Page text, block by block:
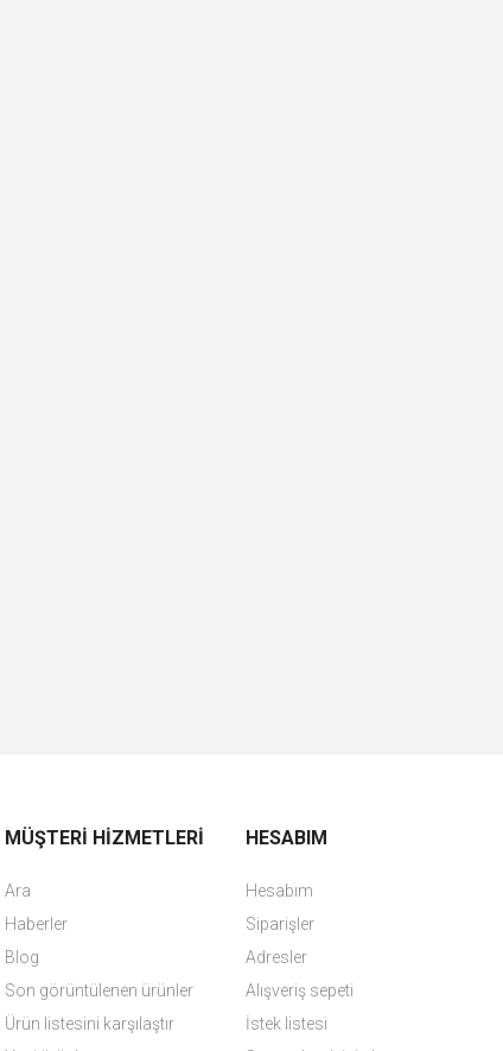
MÜŞTERI HIZMETLERI
Ara
Haberler
Blog
Son görüntülenen ürünler
Ürün listesini karşılaştır
HESABIM
Hesabım
Siparişler
Adresler
Alışveriş sepeti
İstek listesi